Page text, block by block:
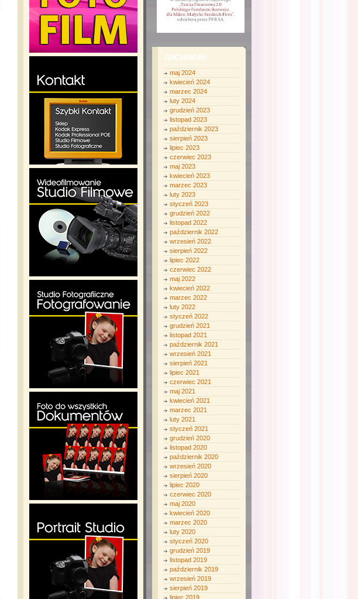
ARCHIWUM
maj 2024
kwiecień 2024
marzec 2024
luty 2024
grudzień 2023
listopad 2023
październik 2023
sierpień 2023
lipiec 2023
czerwiec 2023
maj 2023
kwiecień 2023
marzec 2023
luty 2023
styczeń 2023
grudzień 2022
listopad 2022
październik 2022
wrzesień 2022
sierpień 2022
lipiec 2022
czerwiec 2022
maj 2022
kwiecień 2022
marzec 2022
luty 2022
styczeń 2022
grudzień 2021
listopad 2021
październik 2021
wrzesień 2021
sierpień 2021
lipiec 2021
czerwiec 2021
maj 2021
kwiecień 2021
marzec 2021
luty 2021
styczeń 2021
grudzień 2020
listopad 2020
październik 2020
wrzesień 2020
sierpień 2020
lipiec 2020
czerwiec 2020
maj 2020
kwiecień 2020
marzec 2020
luty 2020
styczeń 2020
grudzień 2019
listopad 2019
październik 2019
wrzesień 2019
sierpień 2019
lipiec 2019